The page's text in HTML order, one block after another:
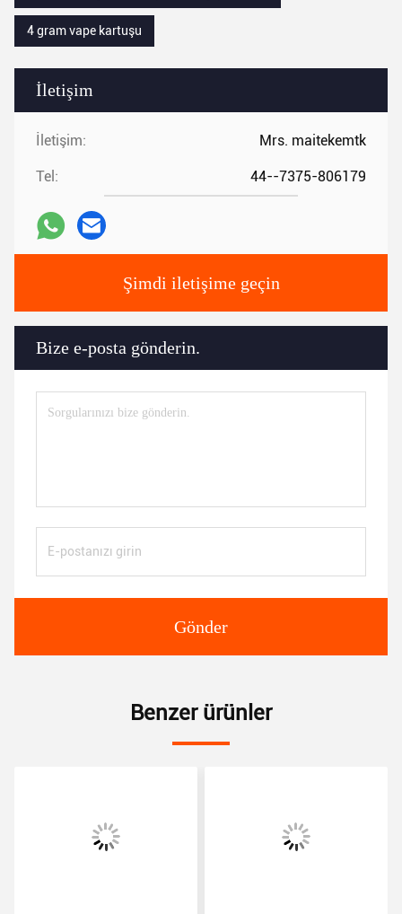
İletişim
İletişim: Mrs. maitekemtk
Tel: 44--7375-806179
Şimdi iletişime geçin
Bize e-posta gönderin.
Gönder
4 gram vape kartuşu
Benzer ürünler